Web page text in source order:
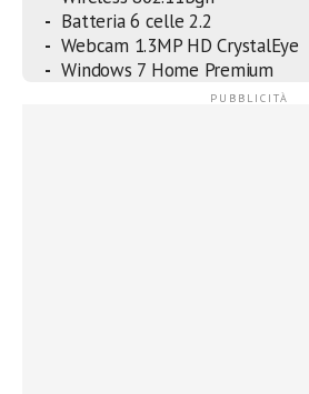
Batteria 6 celle 2.2
Webcam 1.3MP HD CrystalEye
Windows 7 Home Premium